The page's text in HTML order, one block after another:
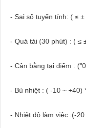
- Sai số tuyến tính: ( ≤
- Quá tải (30 phút) : ( ≤
- Cân bằng tại điểm :
- Bù nhiệt : ( -10 ~ +40)
- Nhiệt độ làm việc :(-20